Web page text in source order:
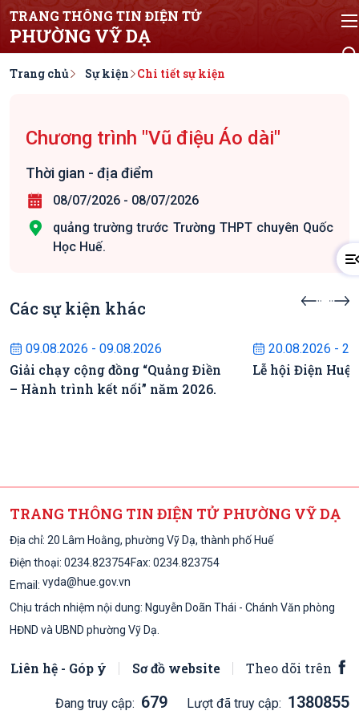
TRANG THÔNG TIN ĐIỆN TỬ
PHƯỜNG VỸ DẠ
Trang chủ Sự kiện Chi tiết sự kiện
Chương trình "Vũ điệu Áo dài"
Thời gian - địa điểm
08/07/2026 - 08/07/2026
quảng trường trước Trường THPT chuyên Quốc
Học Huế.
Các sự kiện khác
Sự kiện sắp diễn ra
09.08.2026 - 09.08.2026
Giải chạy cộng đồng “Quảng Điền
– Hành trình kết nối” năm 2026.
20.08.2026 -
Lễ hội Điện Huệ
TRANG THÔNG TIN ĐIỆN TỬ PHƯỜNG VỸ DẠ
Địa chỉ: 20 Lâm Hoằng, phường Vỹ Dạ, thành phố Huế
Điện thoại: 0234.823754Fax: 0234.823754
Email: vyda@hue.gov.vn
Chịu trách nhiệm nội dung: Nguyễn Doãn Thái - Chánh Văn phòng
HĐND và UBND phường Vỹ Dạ.
Liên hệ - Góp ý Sơ đồ website Theo dõi trên
Đang truy cập: 679 Lượt đã truy cập: 1380855